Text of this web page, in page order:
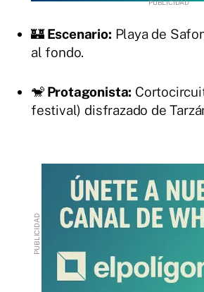
🏰Escenario: Playa de
al fondo.
🐒Protagonista:
festival) disfrazado de